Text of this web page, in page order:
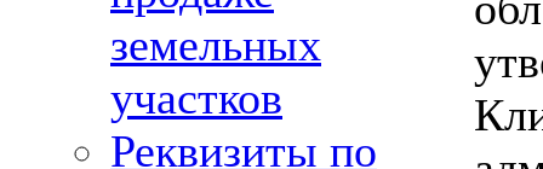
земельных
участков
Реквизиты по